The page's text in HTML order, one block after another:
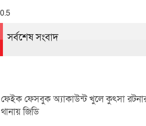
সর্বশেষ সংবাদ
ফেইক ফেসবুক অ্যাকাউন্ট খুলে কুৎসা
থানায় জিডি